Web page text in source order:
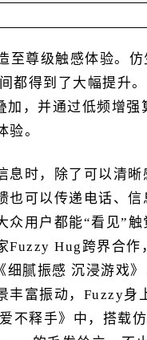
至尊级触感体验。仿
都得到了大幅提升。
加，并通过低频增强
。
息时，除了可以清晰
也可以传递电话、信
众用户都能“看见”触
Fuzzy Hug跨界合作
细腻振感 沉浸游戏
丰富振动，Fuzzy身
不释手》中，搭载仿